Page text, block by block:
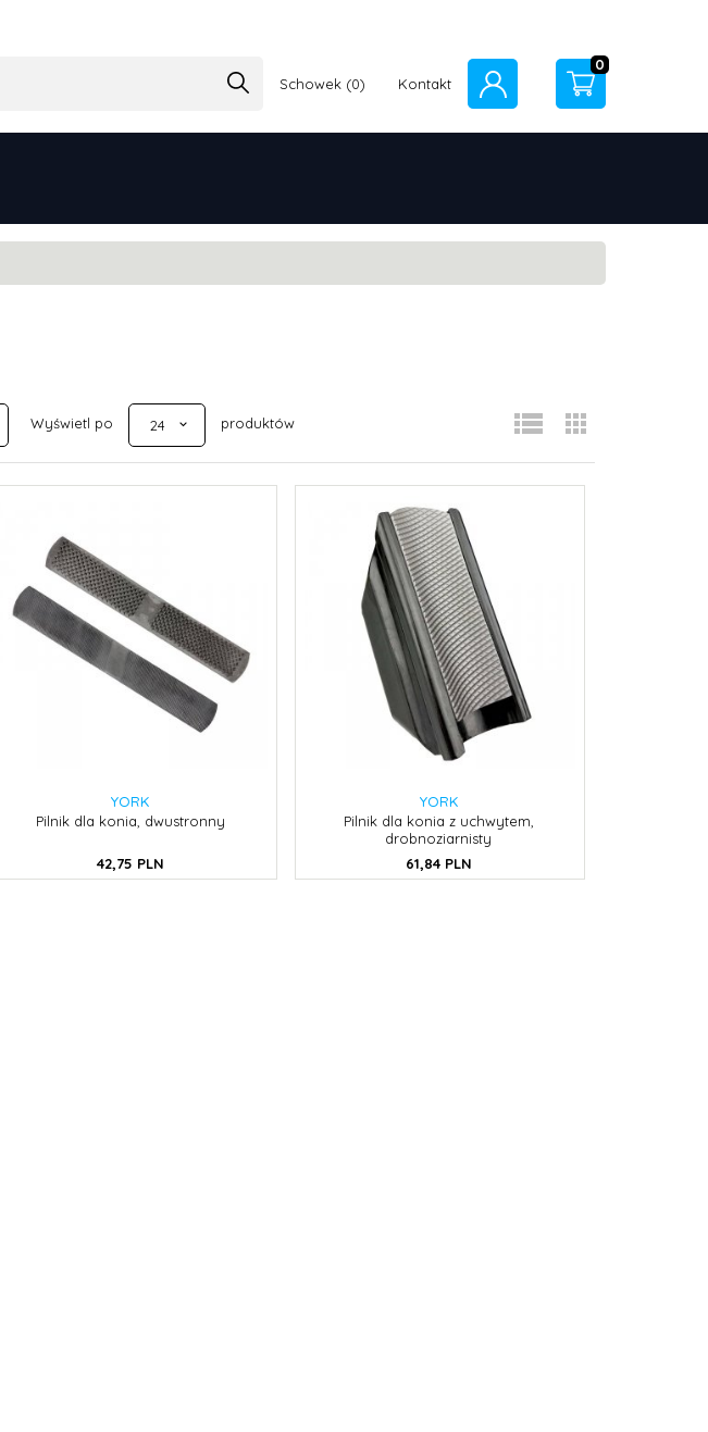
Schowek Kontakt
0
Wyświetl po
pop
24
produktów
YORK
Pilnik dla konia, dwustronny
42,75 PLN
YORK
Pilnik dla konia z uchwytem,
drobnoziarnisty
61,84 PLN